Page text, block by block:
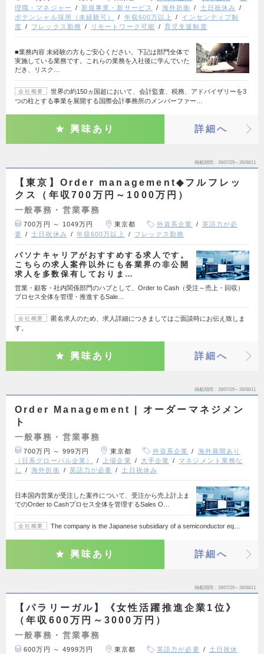
理職・マネジャー
新規事業・新サービス 海外折衝
土日祝休み
ポテンシャル採用（未経験可）
年収600万以上
インセンティブ制
度
フレックス勤務 リモートワーク可能 育児支援制度
■業務内容 未経験の方もご安心ください。下記は部門全体で
実施している業務です。これらの業務を入社後に学んでいた
だき、リスク…
会社概要
世界の約150ヵ国超において、会計監査、税務、アドバイザリーを3
つの柱とする事業を展開する国際会計事務所のメンバーファー…
興味あり 詳細へ
掲載期間 26/07/29～26/08/11
【東京】Order management◆フルフレッ
クス（年収700万円～1000万円）
一般事務・営業事務
700万円 ～ 1049万円 東京都 外資系企業
英語力が必
要
土日祝休み 年収600万以上 フレックス勤務
パソナキャリアがおすすめする求人です。
こちらの求人案件以外にも各業界の非公開
求人を多数保有しておりま…
営業・顧客・社内関係部門のハブとして、Order to Cash（受注～売上・回収）
プロセス全体を管理・推進するSale…
会社概要
匿名求人のため、求人詳細につきましてはご面談時にお伝え致しま
す。
興味あり 詳細へ
掲載期間 26/07/29～26/08/11
Order Management | オーダーマネジメン
ト
一般事務・営業事務
700万円 ～ 999万円 東京都 外資系企業
海外展開あり
（日系グローバル企業）
上場企業 大手企業
マネジメント業務な
し
海外折衝 英語力が必要 土日祝休み
日本国内営業が受注した案件について、受注から売上計上ま
でのOrder to Cashプロセス全体を管理するSales O…
会社概要 The company is the Japanese subsidiary of a semiconductor eq…
興味あり 詳細へ
掲載期間 26/07/29～26/08/11
【パラリーガル】《女性活躍推進企業1位》
（年収600万円～3000万円）
一般事務・営業事務
600万円 ～ 4999万円 東京都 英語力が必要
土日祝休